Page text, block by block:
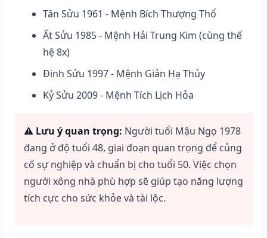
Tân Sửu 1961 - Mệnh Bích Thượng Thổ
Ất Sửu 1985 - Mệnh Hải Trung Kim (cùng thế
hệ 8x)
Đinh Sửu 1997 - Mệnh Giản Hạ Thủy
Kỷ Sửu 2009 - Mệnh Tích Lịch Hỏa
⚠️ Lưu ý quan trọng: Người tuổi Mậu Ngọ 1978
đang ở độ tuổi 48, giai đoạn quan trọng để củng
cố sự nghiệp và chuẩn bị cho tuổi 50. Việc chọn
người xông nhà phù hợp sẽ giúp tạo năng lượng
tích cực cho sức khỏe và tài lộc.